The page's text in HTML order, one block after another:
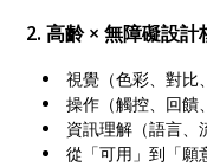
2. 高齡 × 無障礙設計
視覺（色彩、對比
操作（觸控、回饋
資訊理解（語言、
從「可用」到「願